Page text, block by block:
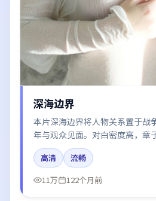
深海边界
本片深海边界将人物关系置于战
年与观众见面。对白密度高，章
王景春的台词节奏值得关注；整
色调摄影。
高清
流畅
11万
122个月前